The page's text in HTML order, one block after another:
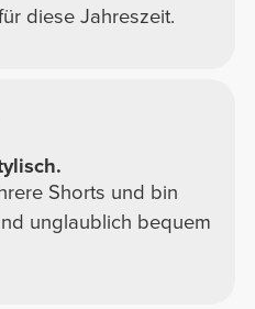
diese Jahreszeit.
Shorts und bin
unglaublich bequem